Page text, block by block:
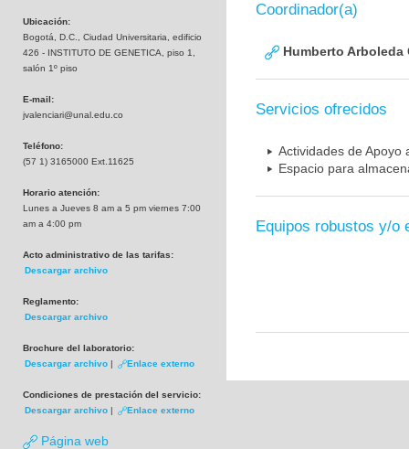
Ubicación:
Bogotá, D.C., Ciudad Universitaria, edificio
426 - INSTITUTO DE GENETICA, piso 1,
salón 1º piso
E-mail:
jvalenciari@unal.edu.co
Teléfono:
(57 1) 3165000 Ext.11625
Horario atención:
Lunes a Jueves 8 am a 5 pm viernes 7:00
am a 4:00 pm
Acto administrativo de las tarifas:
Descargar archivo
Reglamento:
Descargar archivo
Brochure del laboratorio:
Descargar archivo | Enlace externo
Condiciones de prestación del servicio:
Descargar archivo | Enlace externo
Página web
Coordinador(a)
Humberto Arboleda
Servicios ofrecidos
Actividades de Apoyo
Espacio para
Equipos robustos y/o